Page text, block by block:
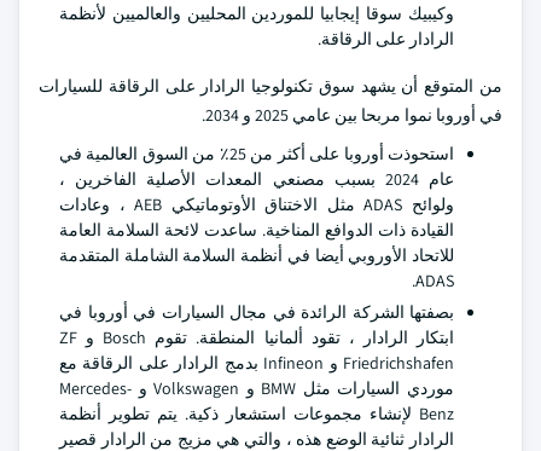
وكيبيك سوقا إيجابيا للموردين المحليين والعالميين لأنظمة
الرادار على الرقاقة.
من المتوقع أن يشهد سوق تكنولوجيا الرادار على الرقاقة للسيارات
في أوروبا نموا مربحا بين عامي 2025 و 2034.
استحوذت أوروبا على أكثر من 25٪ من السوق العالمية في
عام 2024 بسبب مصنعي المعدات الأصلية الفاخرين ،
ولوائح ADAS مثل الاختناق الأوتوماتيكي AEB ، وعادات
القيادة ذات الدوافع المناخية. ساعدت لائحة السلامة العامة
للاتحاد الأوروبي أيضا في أنظمة السلامة الشاملة المتقدمة
ADAS.
بصفتها الشركة الرائدة في مجال السيارات في أوروبا في
ابتكار الرادار ، تقود ألمانيا المنطقة. تقوم Bosch و ZF
Friedrichshafen و Infineon بدمج الرادار على الرقاقة مع
موردي السيارات مثل BMW و Volkswagen و Mercedes-
Benz لإنشاء مجموعات استشعار ذكية. يتم تطوير أنظمة
الرادار ثنائية الوضع هذه ، والتي هي مزيج من الرادار قصير